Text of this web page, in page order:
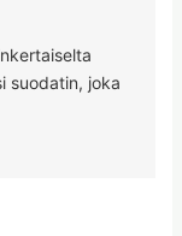
suodatin, joka